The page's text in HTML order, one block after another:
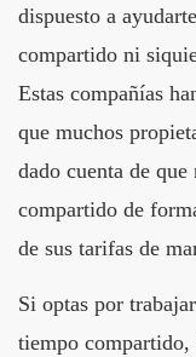
dispuesto a
compartido ni
Estas compañías
que muchos
dado cuenta de
compartido de
de sus tarifas de
Si optas por
tiempo compartido,